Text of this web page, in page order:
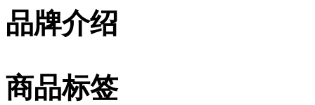
品牌介绍
商品标签